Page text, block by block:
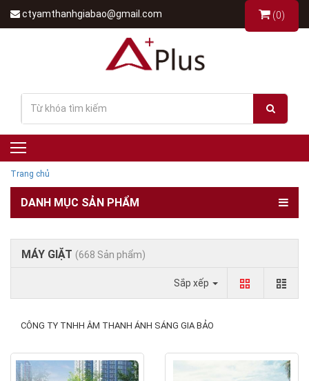
ctyamthanhgiabao@gmail.com (0)
Trang chủ
DANH MỤC SẢN PHẨM
MÁY GIẶT (668 Sản phẩm)
Sắp xếp
CÔNG TY TNHH ÂM THANH ÁNH SÁNG GIA BẢO